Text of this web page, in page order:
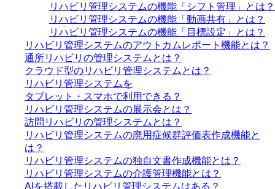
リハビリ管理システムの機能「シフト管理」とは？
リハビリ管理システムの機能「動画共有」とは？
リハビリ管理システムの機能「目標設定」とは？
リハビリ管理システムのアウトカムレポート機能とは？
通所リハビリの管理システムとは？
クラウド型のリハビリ管理システムとは？
リハビリ管理システムを
タブレット・スマホで利用できる？
リハビリ管理システムの展示会とは？
訪問リハビリの管理システムとは？
リハビリ管理システムの廃用症候群評価表作成機能と
は？
リハビリ管理システムの独自文書作成機能とは？
リハビリ管理システムの介護管理機能とは？
AIを搭載したリハビリ管理システムはある？